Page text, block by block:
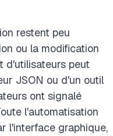
restent peu
ou la modification
d'utilisateurs peut
JSON ou d'un outil
ont signalé
l'automatisation
l'interface graphique,